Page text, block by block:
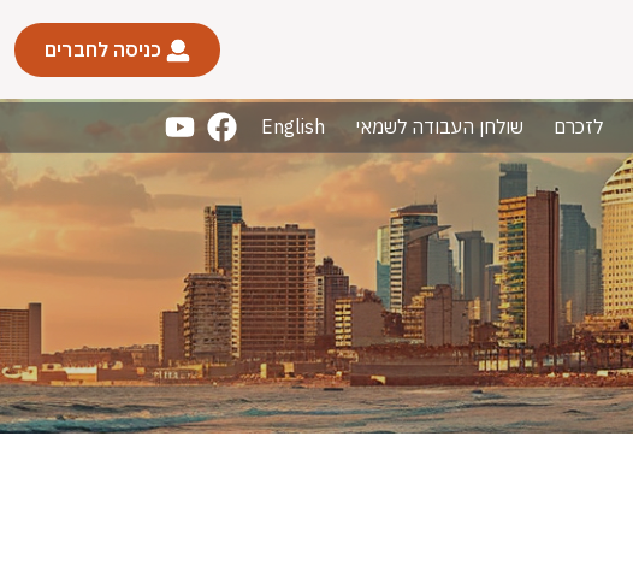
כניסה לחברים
לזכרם שולחן העבודה לשמאי English